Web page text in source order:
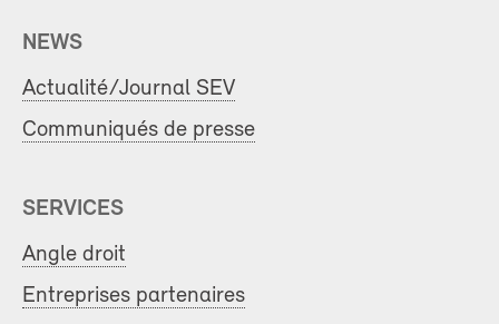
NEWS
Actualité/Journal SEV
Communiqués de presse
SERVICES
Angle droit
Entreprises partenaires